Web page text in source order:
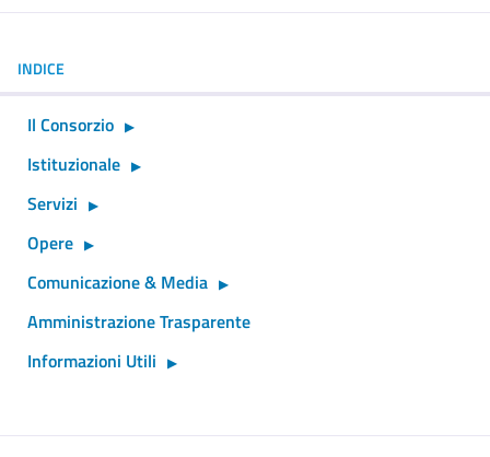
INDICE
Il Consorzio
Istituzionale
Servizi
Opere
Comunicazione & Media
Amministrazione Trasparente
Informazioni Utili